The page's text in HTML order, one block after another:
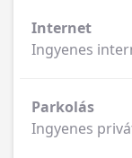
Internet
Ingyenes
Parkolás
Ingyenes